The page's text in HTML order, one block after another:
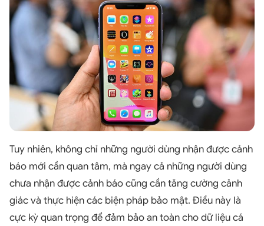
Tuy nhiên, không chỉ những người dùng nhận được cảnh
báo mới cần quan tâm, mà ngay cả những người dùng
chưa nhận được cảnh báo cũng cần tăng cường cảnh
giác và thực hiện các biện pháp bảo mật. Điều này là
cực kỳ quan trọng để đảm bảo an toàn cho dữ liệu cá